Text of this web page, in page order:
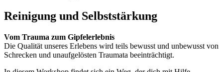
Reinigung und Selbststärkung
Vom Trauma zum Gipfelerlebnis
Die Qualität unseres Erlebens wird teils bewusst und unbewusst von
Schrecken und unaufgelösten Traumata beeinträchtigt.